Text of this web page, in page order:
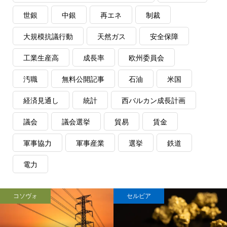
世銀 中銀 再エネ 制裁
大規模抗議行動 天然ガス 安全保障
工業生産高 成長率 欧州委員会
汚職 無料公開記事 石油 米国
経済見通し 統計 西バルカン成長計画
議会 議会選挙 貿易 賃金
軍事協力 軍事産業 選挙 鉄道
電力
コソヴォ セルビア